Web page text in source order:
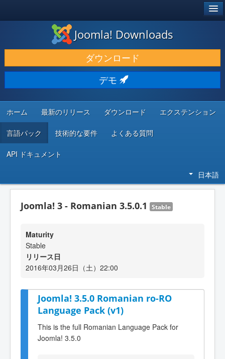
ダウンロードと機能拡張
発見と学び
コミュニティとサポート
開発者向けリソース
Joomla! Downloads
ダウンロード
デモ
ホーム 最新のリリース ダウンロード エクステンション
言語パック 技術的な要件 よくある質問
API ドキュメント
日本語
Joomla! 3 - Romanian 3.5.0.1 Stable
Maturity
Stable
リリース日
2016年03月26日（土）22:00
Joomla! 3.5.0 Romanian ro-RO
Language Pack (v1)
This is the full Romanian Language Pack for
Joomla! 3.5.0